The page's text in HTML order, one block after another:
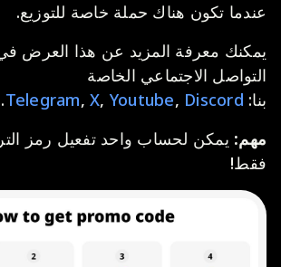
عندما تكون هناك حملة خاصة للتوزيع.
يمكنك معرفة المزيد عن هذا العرض
التواصل الاجتماعي الخاصة
بنا:
Telegram, X, Youtube, Discord
.
مهم: يمكن لحساب واحد تفعيل رمز
فقط!